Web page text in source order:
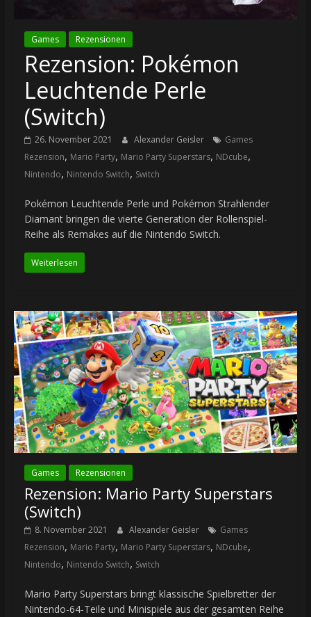
Games Rezensionen
Rezension: Pokémon
Leuchtende Perle
(Switch)
26. November 2021 Alexander Geisler
Games
Rezension, Mario Party, Mario Party Superstars, NDcube,
Nintendo, Nintendo Switch, Switch
Pokémon Leuchtende Perle und Pokémon Strahlender
Diamant bringen die vierte Generation der Rollenspiel-
Reihe als Remakes auf die Nintendo Switch.
Weiterlesen
Games Rezensionen
Rezension: Mario Party Superstars
(Switch)
8. November 2021 Alexander Geisler
Games
Rezension, Mario Party, Mario Party Superstars, NDcube,
Nintendo, Nintendo Switch, Switch
Mario Party Superstars bringt klassische Spielbretter der
Nintendo-64-Teile und Minispiele aus der gesamten Reihe